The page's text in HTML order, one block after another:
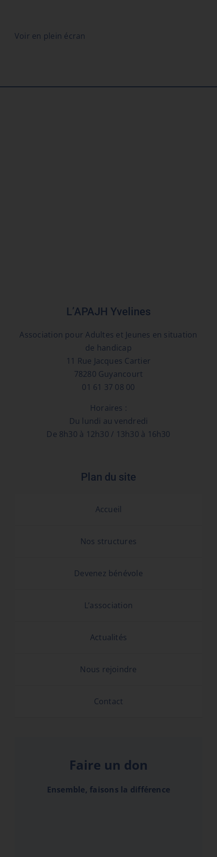
Voir en plein écran
L’APAJH Yvelines
Association pour Adultes et Jeunes en situation
de handicap
11 Rue Jacques Cartier
78280 Guyancourt
01 61 37 08 00
Horaires :
Du lundi au vendredi
De 8h30 à 12h30 / 13h30 à 16h30
Plan du site
Accueil
Nos structures
Devenez bénévole
L’association
Actualités
Nous rejoindre
Contact
Faire un don
Ensemble, faisons la différence